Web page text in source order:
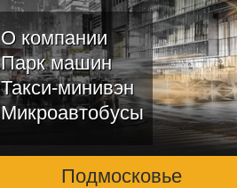
О компании
Парк машин
Такси-минивэн
Микроавтобусы
Подмосковье